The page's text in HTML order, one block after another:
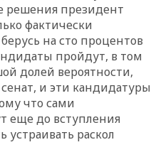
решения президент
фактически
на сто процентов
пройдут, в том
долей вероятности,
и эти кандидатуры
что сами
еще до вступления
устраивать раскол